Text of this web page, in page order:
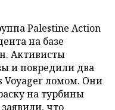
Palestine Action
на базе
Активисты
и повредили два
Voyager ломом. Они
на турбины
что